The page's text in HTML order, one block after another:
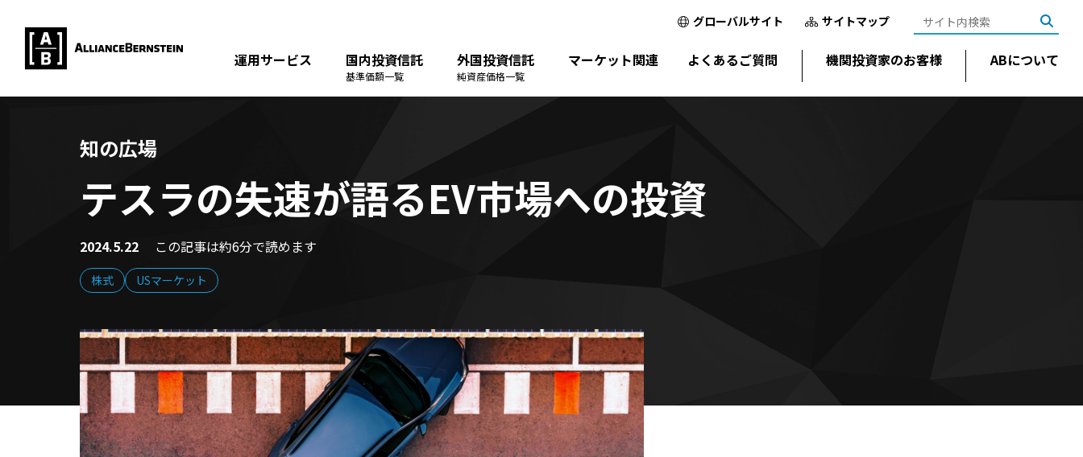
グローバルサイト サイトマップ
運用サービス 国内投資信託
基準価額一覧
外国投資信託
純資産価格一覧
マーケット関連 よくあるご質問 機関投資家のお客様 ABについて
知の広場
テスラの失速が語るEV市場への投資
2024.5.22 この記事は約6分で読めます
株式 USマーケット